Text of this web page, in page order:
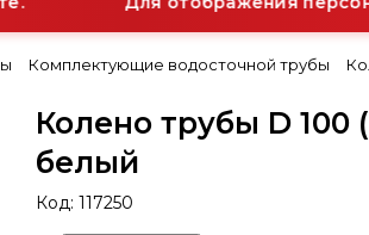
Комплектующие водосточной трубы
Колено трубы D 100
белый
Код:117250